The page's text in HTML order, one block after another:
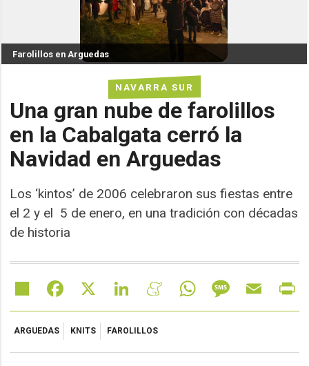
NAVARRA SUR
Una gran nube de farolillos
en la Cabalgata cerró la
Navidad en Arguedas
Los ‘kintos’ de 2006 celebraron sus fiestas entre
el 2 y el 5 de enero, en una tradición con décadas
de historia
Farolillos en Arguedas
Share Facebook LinkedIn MeneameWhatsAppMessageEmail
ARGUEDAS KNITS FAROLILLOS